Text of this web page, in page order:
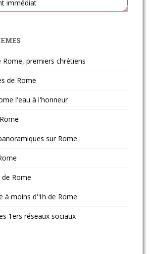
immédiat
Rome, premiers chrétiens
de Rome
l'eau à l'honneur
sur Rome
Rome
à moins d'1h de Rome
1ers réseaux sociaux